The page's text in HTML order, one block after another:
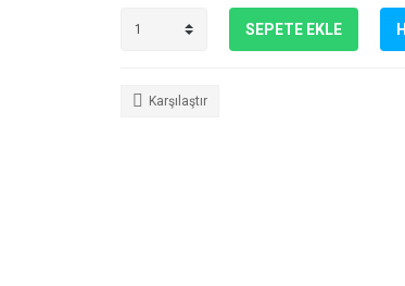
SEPETE EKLE
Karşılaştır